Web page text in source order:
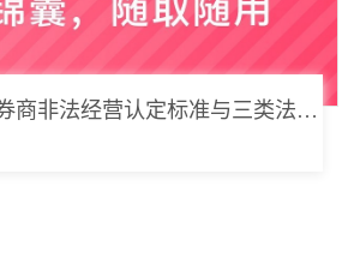
弘齐法点 | 跨境券商非法经营认定标准与三类法律风险边界